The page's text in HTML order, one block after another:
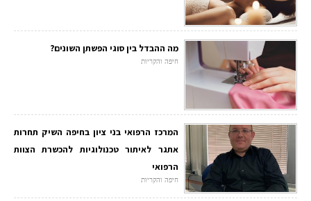
מה ההבדל בין סוגי הפשתן השונים?
חיפה והקריות
המרכז הרפואי בני ציון בחיפה השיק תחרות
אתגר לאיתור טכנולוגיות להכשרת הצוות
הרפואי
חיפה והקריות